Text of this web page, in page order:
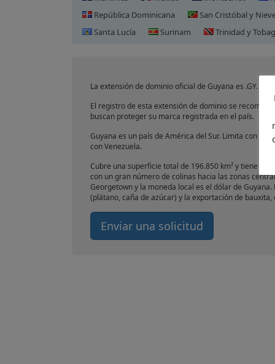
República Dominicana
San Cristóbal y
Santa Lucía
Surinam Trinidad y
La extensión de dominio oficial de Guyana es .GY.
El registro de esta extensión de dominio se
buscan proteger su marca registrada en el país.
Guyana es un país de América del Sur. Limita con el
con Venezuela.
Cubre una superficie total de 196.850 km² y tiene
con un gran número de colinas hacia las zonas
Georgetown y la moneda local es el dólar de
(plátano, caña de azúcar) y la exportación de
Enviar una solicitud